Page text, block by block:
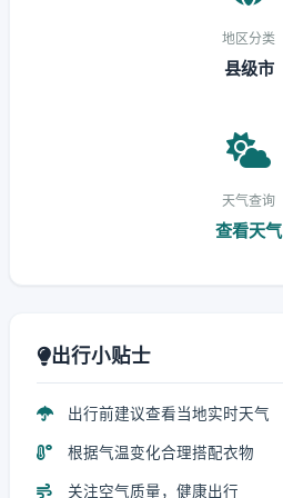
地区分类
县级市
天气查询
查看天气
出行小贴士
出行前建议查看当地实时天气
根据气温变化合理搭配衣物
关注空气质量，健康出行